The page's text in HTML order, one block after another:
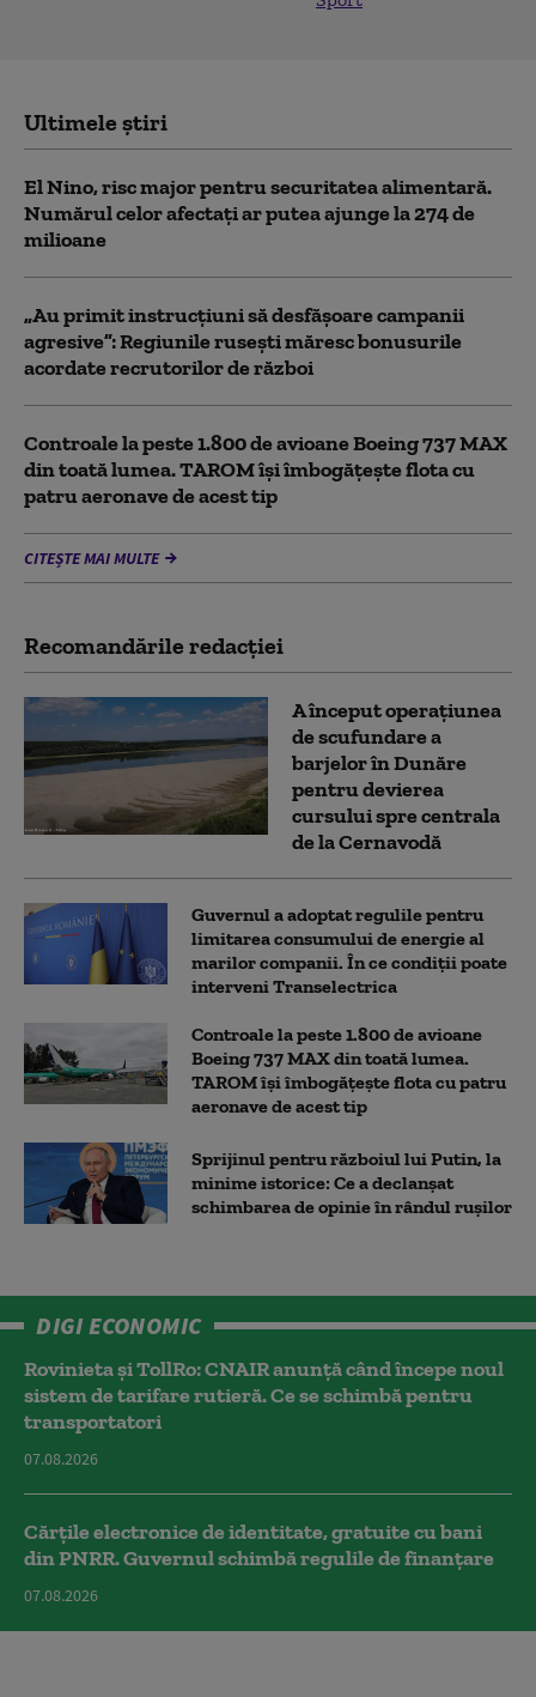
Ultimele știri
El Nino, risc major pentru securitatea alimentară.
Numărul celor afectați ar putea ajunge la 274 de
milioane
„Au primit instrucțiuni să desfășoare campanii
agresive”: Regiunile rusești măresc bonusurile
acordate recrutorilor de război
Controale la peste 1.800 de avioane Boeing 737 MAX
din toată lumea. TAROM își îmbogățește flota cu
patru aeronave de acest tip
CITEȘTE MAI MULTE
Recomandările redacţiei
A început operațiunea
de scufundare a
barjelor în Dunăre
pentru devierea
cursului spre centrala
de la Cernavodă
Guvernul a adoptat regulile pentru
limitarea consumului de energie al
marilor companii. În ce condiții poate
interveni Transelectrica
Controale la peste 1.800 de avioane
Boeing 737 MAX din toată lumea.
TAROM își îmbogățește flota cu patru
aeronave de acest tip
Sprijinul pentru războiul lui Putin, la
minime istorice: Ce a declanșat
schimbarea de opinie în rândul rușilor
DIGI ECONOMIC
Rovinieta și TollRo: CNAIR anunță când începe noul
sistem de tarifare rutieră. Ce se schimbă pentru
transportatori
07.08.2026
Cărțile electronice de identitate, gratuite cu bani
din PNRR. Guvernul schimbă regulile de finanțare
07.08.2026